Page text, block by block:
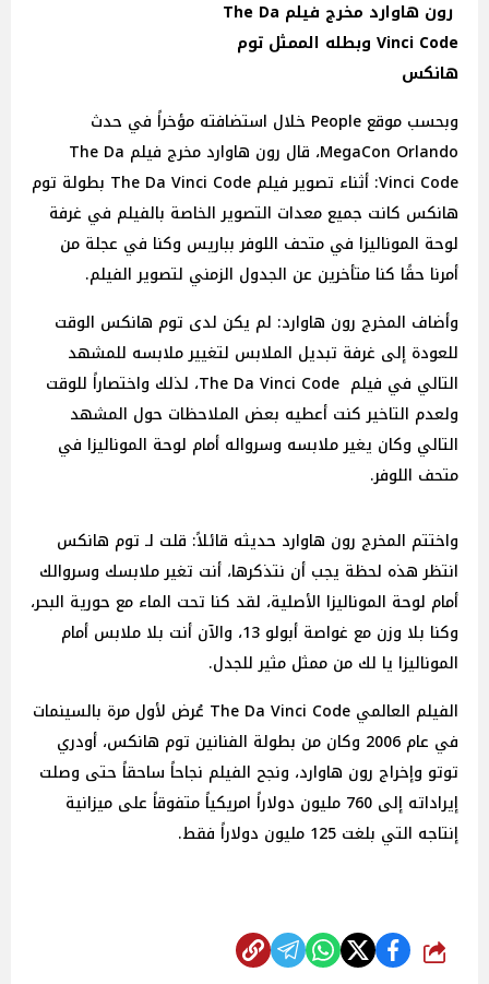
رون هاوارد مخرج فيلم The Da
Vinci Code وبطله الممثل توم
هانكس
وبحسب موقع People خلال استضافته مؤخراً في حدث
MegaCon Orlando، قال رون هاوارد مخرج فيلم The Da
Vinci Code: أثناء تصوير فيلم The Da Vinci Code بطولة توم
هانكس كانت جميع معدات التصوير الخاصة بالفيلم في غرفة
لوحة الموناليزا في متحف اللوفر بباريس وكنا في عجلة من
أمرنا حقًا كنا متأخرين عن الجدول الزمني لتصوير الفيلم.
وأضاف المخرج رون هاوارد: لم يكن لدى توم هانكس الوقت
للعودة إلى غرفة تبديل الملابس لتغيير ملابسه للمشهد
التالي في فيلم The Da Vinci Code، لذلك واختصاراً للوقت
ولعدم التاخير كنت أعطيه بعض الملاحظات حول المشهد
التالي وكان يغير ملابسه وسرواله أمام لوحة الموناليزا في
متحف اللوفر.
واختتم المخرج رون هاوارد حديثه قائلاً: قلت لـ توم هانكس
انتظر هذه لحظة يجب أن نتذكرها، أنت تغير ملابسك وسروالك
أمام لوحة الموناليزا الأصلية، لقد كنا تحت الماء مع حورية البحر،
وكنا بلا وزن مع غواصة أبولو 13، والآن أنت بلا ملابس أمام
الموناليزا يا لك من ممثل مثير للجدل.
الفيلم العالمي The Da Vinci Code عُرض لأول مرة بالسينمات
في عام 2006 وكان من بطولة الفنانين توم هانكس، أودري
توتو وإخراج رون هاوارد، ونجح الفيلم نجاحاً ساحقاً حتى وصلت
إيراداته إلى 760 مليون دولاراً امريكياً متفوقاً على ميزانية
إنتاجه التي بلغت 125 مليون دولاراً فقط.
شارك